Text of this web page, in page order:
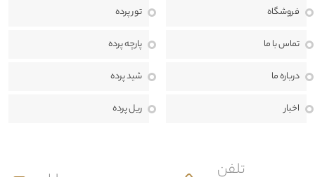
فروشگاه
تماس با ما
درباره ما
اخبار
تور پرده
پارچه پرده
شید پرده
ریل پرده
منزل، محل کار یا پروژه‌های تجاری برای مشتریان خود خلق کنیم.
انتخاب پرده تنها یک خرید ساده نیست، بلکه بخشی مهم از طراحی داخلی و
تا اندازه‌گیری، طراحی، دوخت، نصب و خدمات پس از فروش، در کنار مشتریان
تلفن